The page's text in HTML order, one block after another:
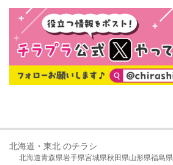
北海道・東北 のチラシ
北海道青森県岩手県宮城県秋田県山形県福島県